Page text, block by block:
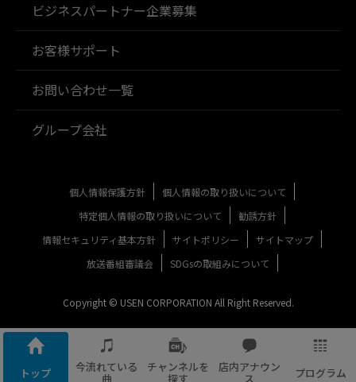
ビジネスパートナー企業募集
お客様サポート
お問い合わせ一覧
グループ会社
個人情報保護方針
個人情報の取り扱いについて
特定個人情報の取り扱いについて
勧誘方針
情報セキュリティ基本方針
サイトポリシー
サイトマップ
放送番組審議会
SDGsの取組みについて
Copyright © USEN CORPORATION All Right Reserved.
トップ 今流れている
曲
チャンネルを
探す
店内アナウン
ス プログラム